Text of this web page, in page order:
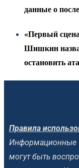
данные о
«Первый
Шишкин
остановить
Правила
Информационные
могут быть